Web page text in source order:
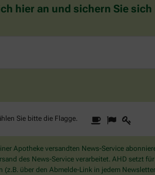
hier an und sichern Sie
Sie bitte die Flagge.
Sind
Sie
Mensch?
Dann
wählen
1 2
Apotheke versandten News-Service
des News-Service verarbeitet. AHD setzt
(z.B. über den Abmelde-Link in jedem